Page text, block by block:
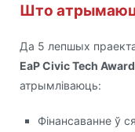
Што
Да 5 лепшых
EaP Civic Tech Award
атрымліваюць:
Фінансаванне ў